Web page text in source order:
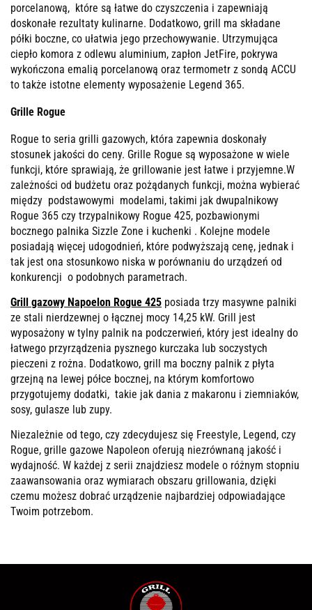
porcelanową, które są łatwe do czyszczenia i zapewniają
doskonałe rezultaty kulinarne. Dodatkowo, grill ma składane
półki boczne, co ułatwia jego przechowywanie. Utrzymująca
ciepło komora z odlewu aluminium, zapłon JetFire, pokrywa
wykończona emalią porcelanową oraz termometr z sondą ACCU
to także istotne elementy wyposażenie Legend 365.
Grille Rogue
Rogue to seria grilli gazowych, która zapewnia doskonały
stosunek jakości do ceny. Grille Rogue są wyposażone w wiele
funkcji, które sprawiają, że grillowanie jest łatwe i przyjemne.W
zależności od budżetu oraz pożądanych funkcji, można wybierać
między podstawowymi modelami, takimi jak dwupalnikowy
Rogue 365 czy trzypalnikowy Rogue 425, pozbawionymi
bocznego palnika Sizzle Zone i kuchenki . Kolejne modele
posiadają więcej udogodnień, które podwyższają cenę, jednak i
tak jest ona stosunkowo niska w porównaniu do urządzeń od
konkurencji o podobnych parametrach.
Grill gazowy Napoelon Rogue 425 posiada trzy masywne palniki
ze stali nierdzewnej o łącznej mocy 14,25 kW. Grill jest
wyposażony w tylny palnik na podczerwień, który jest idealny do
łatwego przyrządzenia pysznego kurczaka lub soczystych
pieczeni z rożna. Dodatkowo, grill ma boczny palnik z płyta
grzejną na lewej półce bocznej, na którym komfortowo
przygotujemy dodatki, takie jak dania z makaronu i ziemniaków,
sosy, gulasze lub zupy.
Niezależnie od tego, czy zdecydujesz się Freestyle, Legend, czy
Rogue, grille gazowe Napoleon oferują niezrównaną jakość i
wydajność. W każdej z serii znajdziesz modele o różnym stopniu
zaawansowania oraz wymiarach obszaru grillowania, dzięki
czemu możesz dobrać urządzenie najbardziej odpowiadające
Twoim potrzebom.